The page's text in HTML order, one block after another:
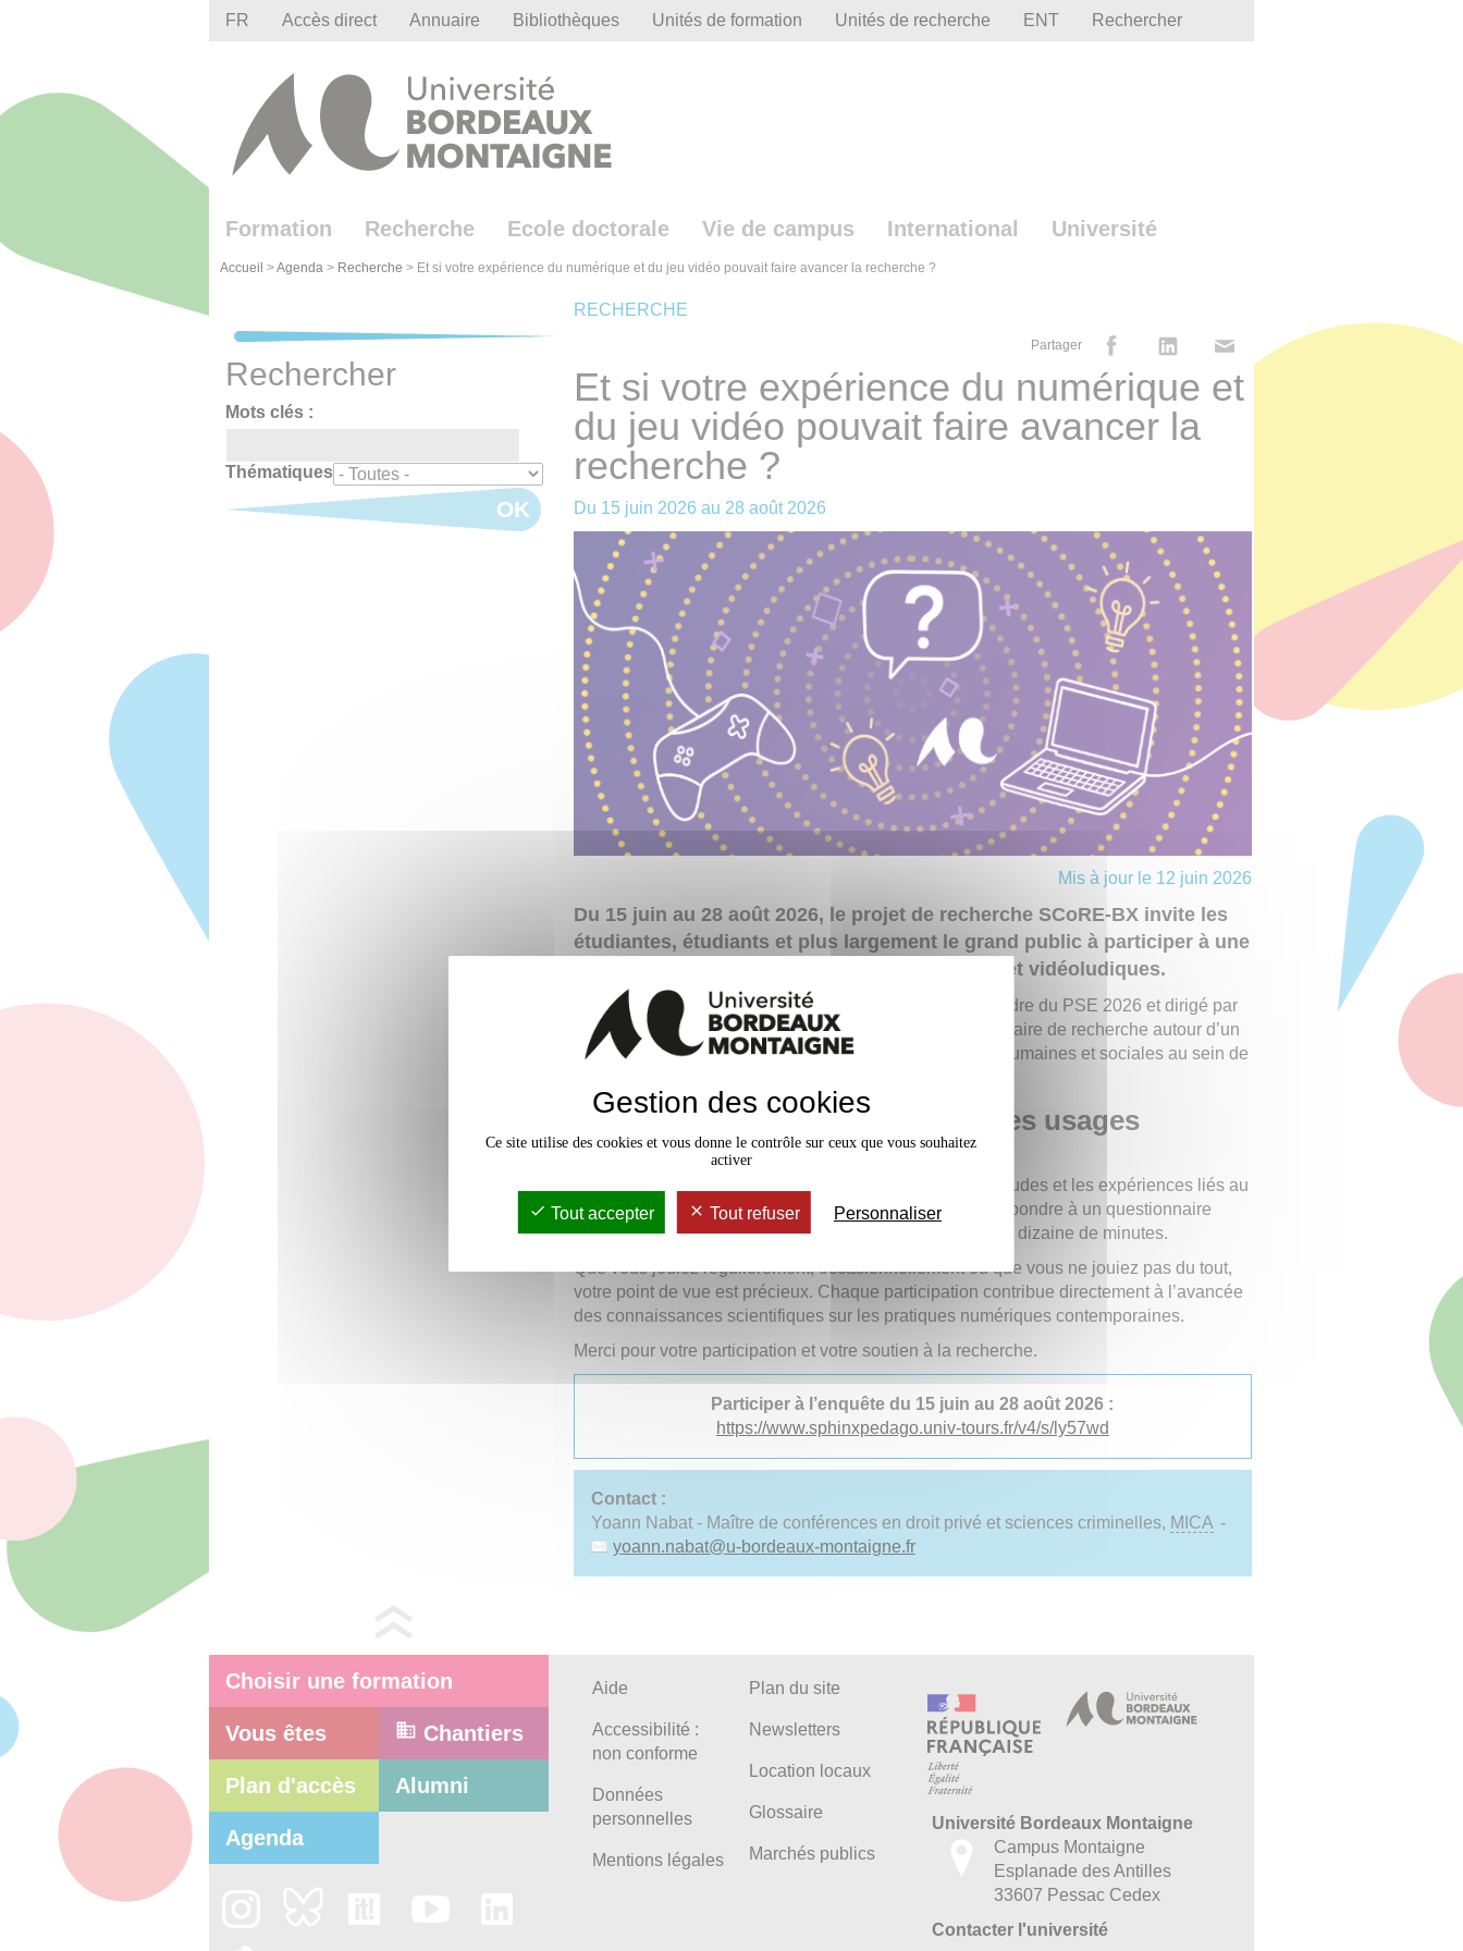
FR Accès direct Annuaire Bibliothèques Unités de formation Unités de recherche ENT Rechercher
Formation Recherche Ecole doctorale Vie de campus International Université
Accueil >Agenda > Recherche > Et si votre expérience du numérique et du jeu vidéo pouvait faire avancer la recherche ?
RECHERCHE
Partager
Et si votre expérience du numérique et
du jeu vidéo pouvait faire avancer la
recherche ?
Du 15 juin 2026 au 28 août 2026
Mis à jour le 12 juin 2026
Du 15 juin au 28 août 2026, le projet de recherche SCoRE-BX invite les
étudiantes, étudiants et plus largement le grand public à participer à une
enquête consacrée aux pratiques numériques et vidéoludiques.
Soutenu par l’Université Bordeaux Montaigne dans le cadre du PSE 2026 et dirigé par
Yoann Nabat, ce projet mobilise une équipe interdisciplinaire de recherche autour d’un
domaine qui constitue un axe dynamique des sciences humaines et sociales au sein de
Contribuer à une recherche sur les usages
numériques contemporains
L’enquête vise à mieux comprendre les usages, les habitudes et les expériences liés au
numérique et au jeu vidéo. Pour y participer, il suffit de répondre à un questionnaire
entièrement anonyme, dont le remplissage nécessite une dizaine de minutes.
Que vous jouiez régulièrement, occasionnellement ou que vous ne jouiez pas du tout,
votre point de vue est précieux. Chaque participation contribue directement à l’avancée
des connaissances scientifiques sur les pratiques numériques contemporaines.
Merci pour votre participation et votre soutien à la recherche.
Participer à l’enquête du 15 juin au 28 août 2026 :
https://www.sphinxpedago.univ-tours.fr/v4/s/ly57wd
Contact :
Yoann Nabat - Maître de conférences en droit privé et sciences criminelles, MICA -
yoann.nabat@u-bordeaux-montaigne.fr
Rechercher
Mots clés :
Thématiques
OK
Choisir une formation
Vous êtes Chantiers
Plan d'accès Alumni
Agenda
Aide
Accessibilité :
non conforme
Données
personnelles
Mentions légales
Plan du site
Newsletters
Location locaux
Glossaire
Marchés publics
Université Bordeaux Montaigne
Campus Montaigne
Esplanade des Antilles
33607 Pessac Cedex
Contacter l'université
Gestion des cookies
Ce site utilise des cookies et vous donne le contrôle sur ceux que vous souhaitez
activer
Tout accepter Tout refuser Personnaliser